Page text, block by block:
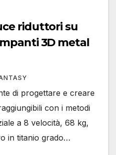
riduttori su
3D metal
di progettare e creare
con i metodi
a 8 velocità, 68 kg,
in titanio grado…